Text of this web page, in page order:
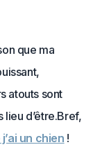
que ma
atouts sont
lieu d’être.Bref,
un chien !